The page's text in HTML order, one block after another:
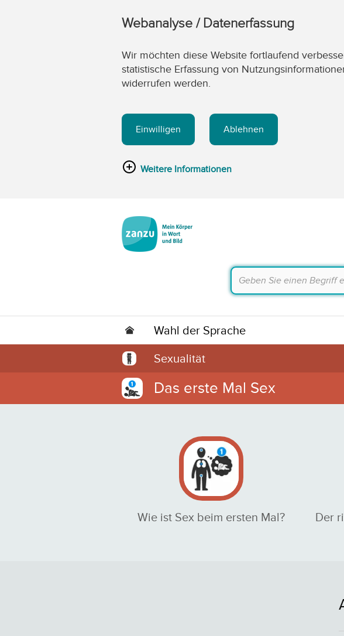
Webanalyse / Datenerfassung
Wir möchten diese Website fortlaufend
statistische Erfassung von
widerrufen werden.
Einwilligen Ablehnen
Weitere Informationen
Wahl der Sprache
Sexualität
Das erste Mal Sex
Wie ist Sex beim ersten Mal?
Der